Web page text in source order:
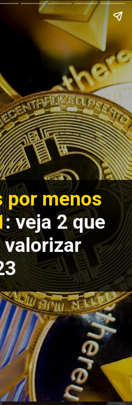
por menos
: veja 2 que
valorizar